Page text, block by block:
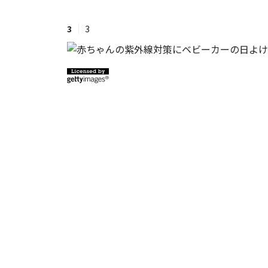
#ワンオペ育児
#渡邊大地の令和的ワーパパ道
3 3